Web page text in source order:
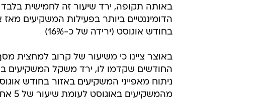
באותה תקופה, ירד שיעור זה לחמישית בלבד
בחודש אוגוסט (ירידה של כ-16%)
מהמשקיעים באוגוסט לעומת שיעור של 5 אחוזים בתחילת 2015).